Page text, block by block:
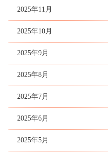
2025年11月
2025年10月
2025年9月
2025年8月
2025年7月
2025年6月
2025年5月